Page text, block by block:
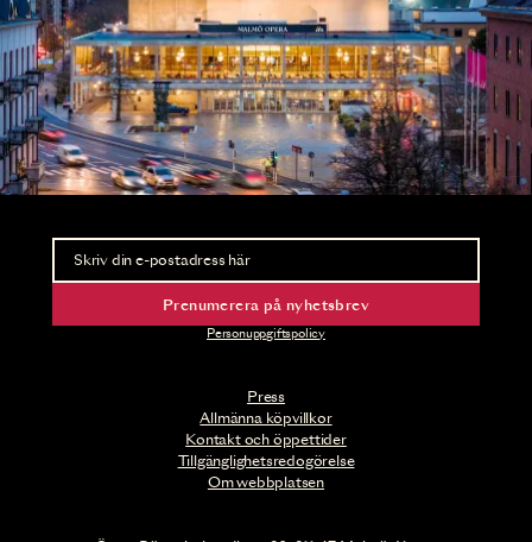
Press
Allmänna köpvillkor
Kontakt och öppettider
Tillgänglighetsredogörelse
Om webbplatsen
Nyhetsbrev
Ta del av förhandsinformation och biljettsläpp.
Prenumerera på nyhetsbrev
Personuppgiftspolicy